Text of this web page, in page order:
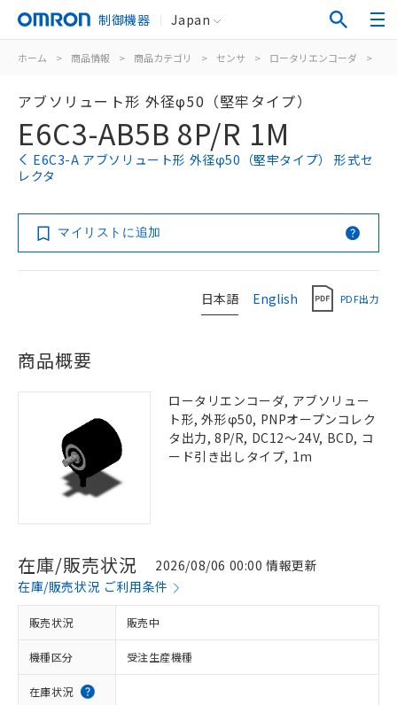
制御機器 Japan
ホーム > 商品情報 > 商品カテゴリ > センサ > ロータリエンコーダ >
アブソリュート形 外径φ50（堅牢タイプ）
E6C3-AB5B 8P/R 1M
E6C3-A アブソリュート形 外径φ50（堅牢タイプ） 形式セ
レクタ
マイリストに追加
日本語 English PDF出力
商品概要
ロータリエンコーダ, アブソリュー
ト形, 外形φ50, PNPオープンコレク
タ出力, 8P/R, DC12～24V, BCD, コ
ード引き出しタイプ, 1m
在庫/販売状況
2026/08/06 00:00 情報更新
在庫/販売状況 ご利用条件
販売状況 販売中
機種区分 受注生産機種
在庫状況